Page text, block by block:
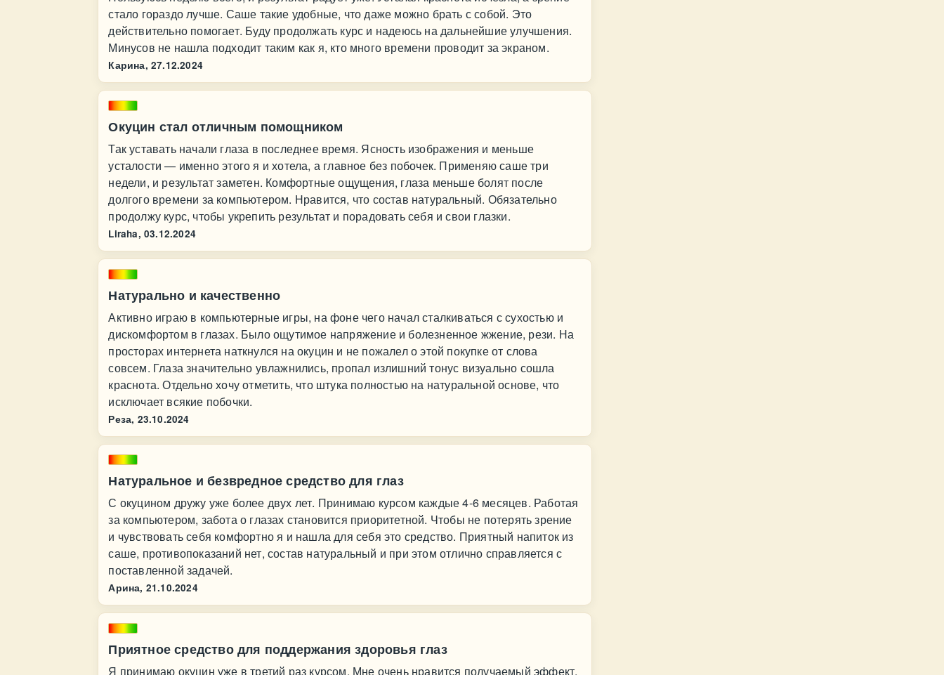
стало гораздо лучше. Саше такие удобные, что даже можно брать с собой. Это
действительно помогает. Буду продолжать курс и надеюсь на дальнейшие улучшения.
Минусов не нашла подходит таким как я, кто много времени проводит за экраном.
Карина, 27.12.2024
Окуцин стал отличным помощником
Так уставать начали глаза в последнее время. Ясность изображения и меньше
усталости — именно этого я и хотела, а главное без побочек. Применяю саше три
недели, и результат заметен. Комфортные ощущения, глаза меньше болят после
долгого времени за компьютером. Нравится, что состав натуральный. Обязательно
продолжу курс, чтобы укрепить результат и порадовать себя и свои глазки.
Liraha, 03.12.2024
Натурально и качественно
Активно играю в компьютерные игры, на фоне чего начал сталкиваться с сухостью и
дискомфортом в глазах. Было ощутимое напряжение и болезненное жжение, рези. На
просторах интернета наткнулся на окуцин и не пожалел о этой покупке от слова
совсем. Глаза значительно увлажнились, пропал излишний тонус визуально сошла
краснота. Отдельно хочу отметить, что штука полностью на натуральной основе, что
исключает всякие побочки.
Реза, 23.10.2024
Натуральное и безвредное средство для глаз
С окуцином дружу уже более двух лет. Принимаю курсом каждые 4-6 месяцев. Работая
за компьютером, забота о глазах становится приоритетной. Чтобы не потерять зрение
и чувствовать себя комфортно я и нашла для себя это средство. Приятный напиток из
саше, противопоказаний нет, состав натуральный и при этом отлично справляется с
поставленной задачей.
Арина, 21.10.2024
Приятное средство для поддержания здоровья глаз
Я принимаю окуцин уже в третий раз курсом. Мне очень нравится получаемый эффект.